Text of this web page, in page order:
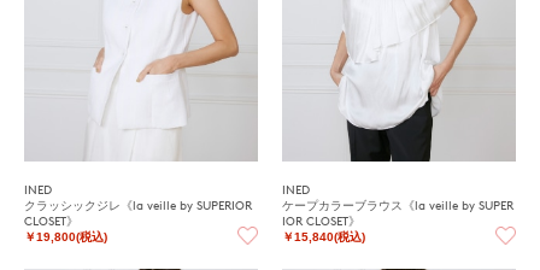
INED
クラッシックジレ《la veille by SUPERIOR
CLOSET》
￥19,800(税込)
INED
ケープカラーブラウス《la veille by SUPER
IOR CLOSET》
￥15,840(税込)